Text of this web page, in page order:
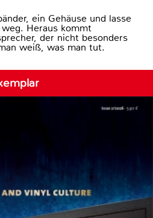
ein Gehäuse und lasse
Heraus kommt
der nicht besonders
weiß, was man tut.